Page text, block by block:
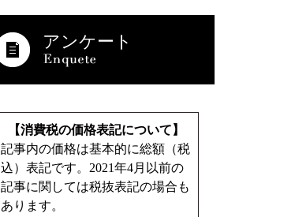
アンケート
【消費税の価格表記について】
記事内の価格は基本的に総額（税
込）表記です。2021年4月以前の
記事に関しては税抜表記の場合も
あります。